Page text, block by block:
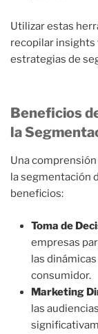
Utilizar estas
recopilar insights
estrategias de
Beneficios
la
Una
la segmentación
beneficios:
Toma de
empresas
las
consumidor.
Marketing
las